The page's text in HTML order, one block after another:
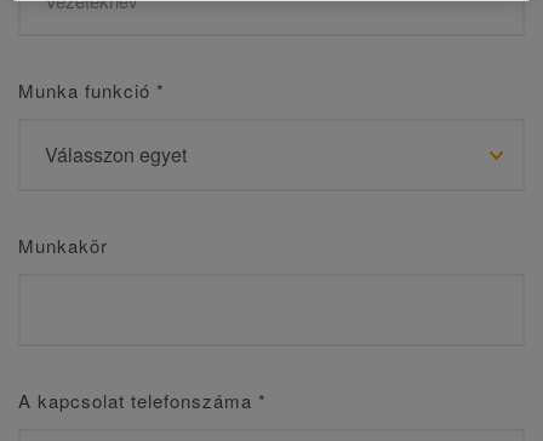
Munka funkció *
Munkakör
A kapcsolat telefonszáma *